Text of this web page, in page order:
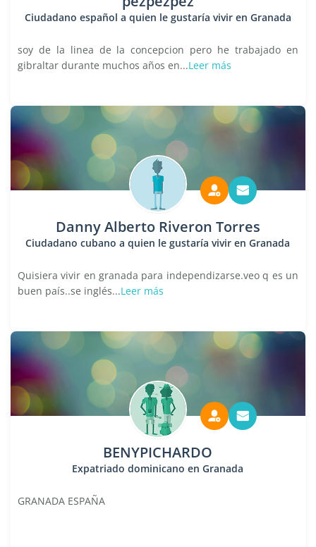
Ciudadano español a quien le gustaría vivir en Granada
soy de la linea de la concepcion pero he trabajado en
gibraltar durante muchos años en...Leer más
Danny Alberto Riveron Torres
Ciudadano cubano a quien le gustaría vivir en Granada
Quisiera vivir en granada para independizarse.veo q es un
buen país..se inglés...Leer más
BENYPICHARDO
Expatriado dominicano en Granada
GRANADA ESPAÑA